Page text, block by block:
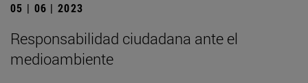
05 | 06 | 2023
Responsabilidad ciudadana ante el
medioambiente